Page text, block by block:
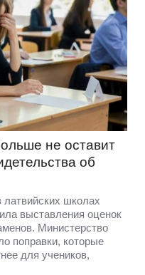
не оставит
об
школах
выставления оценок
Министерство
поправки, которые
для учеников,